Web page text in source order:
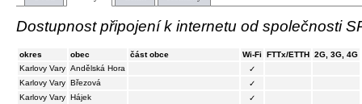
Dostupnost připojení k internetu od společnosti
okres obec část obce Wi-Fi FTTx/ETTH 2G, 3G, 4G
Karlovy Vary Andělská Hora
✓
Karlovy Vary Březová
✓
Karlovy Vary Hájek
✓